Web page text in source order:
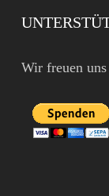
Wir freuen